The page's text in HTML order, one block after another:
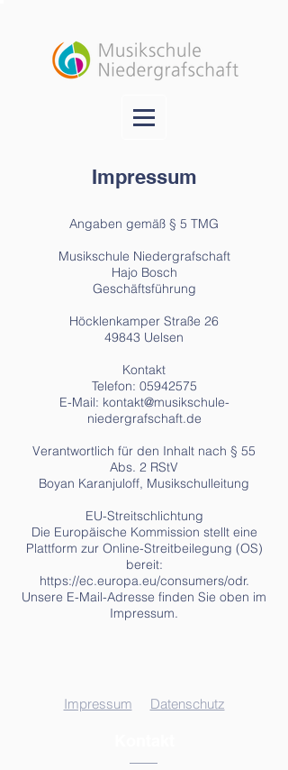
Impressum
Angaben gemäß § 5 TMG
Musikschule Niedergrafschaft
Hajo Bosch
Geschäftsführung
Höcklenkamper Straße 26
49843 Uelsen
Kontakt
Telefon: 05942575
E-Mail: kontakt@musikschule-
niedergrafschaft.de
Verantwortlich für den Inhalt nach § 55
Abs. 2 RStV
Boyan Karanjuloff, Musikschulleitung
EU-Streitschlichtung
Die Europäische Kommission stellt eine
Plattform zur Online-Streitbeilegung (OS)
bereit:
https://ec.europa.eu/consumers/odr.
Unsere E-Mail-Adresse finden Sie oben im
Impressum.
Impressum Datenschutz